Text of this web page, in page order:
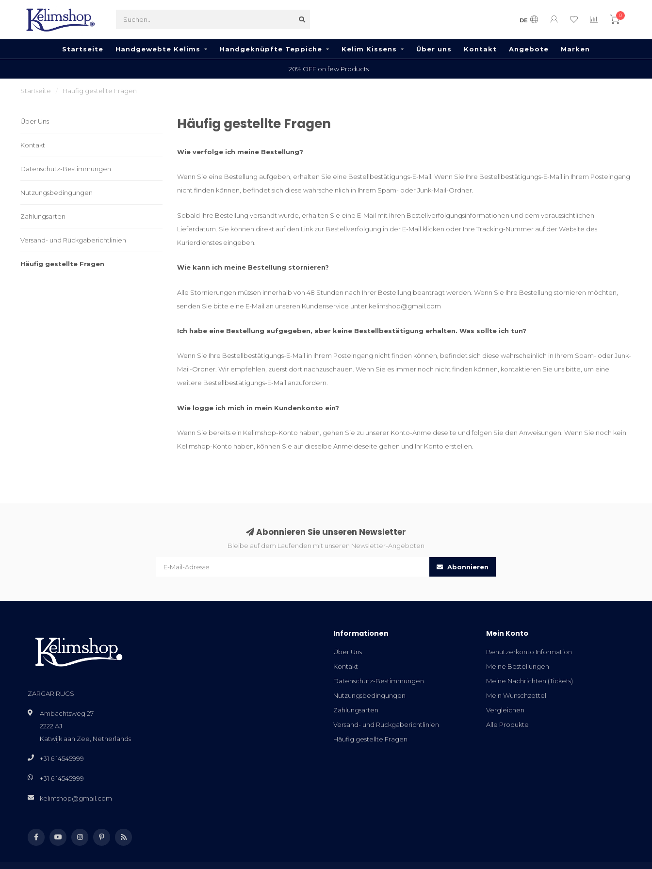
DE
0
Startseite Handgewebte Kelims Handgeknüpfte Teppiche Kelim Kissens Über uns Kontakt Angebote Marken
20% OFF on few Products
Startseite Häufig gestellte Fragen
Über Uns
Kontakt
Datenschutz-Bestimmungen
Nutzungsbedingungen
Zahlungsarten
Versand- und Rückgaberichtlinien
Häufig gestellte Fragen
Häufig gestellte Fragen
Wie verfolge ich meine Bestellung?
Wenn Sie eine Bestellung aufgeben, erhalten Sie eine Bestellbestätigungs-E-Mail. Wenn Sie Ihre Bestellbestätigungs-E-Mail in Ihrem Posteingang
nicht finden können, befindet sich diese wahrscheinlich in Ihrem Spam- oder Junk-Mail-Ordner.
Sobald Ihre Bestellung versandt wurde, erhalten Sie eine E-Mail mit Ihren Bestellverfolgungsinformationen und dem voraussichtlichen
Lieferdatum. Sie können direkt auf den Link zur Bestellverfolgung in der E-Mail klicken oder Ihre Tracking-Nummer auf der Website des
Kurierdienstes eingeben.
Wie kann ich meine Bestellung stornieren?
Alle Stornierungen müssen innerhalb von 48 Stunden nach Ihrer Bestellung beantragt werden. Wenn Sie Ihre Bestellung stornieren möchten,
senden Sie bitte eine E-Mail an unseren Kundenservice unter kelimshop@gmail.com
Ich habe eine Bestellung aufgegeben, aber keine Bestellbestätigung erhalten. Was sollte ich tun?
Wenn Sie Ihre Bestellbestätigungs-E-Mail in Ihrem Posteingang nicht finden können, befindet sich diese wahrscheinlich in Ihrem Spam- oder Junk-
Mail-Ordner. Wir empfehlen, zuerst dort nachzuschauen. Wenn Sie es immer noch nicht finden können, kontaktieren Sie uns bitte, um eine
weitere Bestellbestätigungs-E-Mail anzufordern.
Wie logge ich mich in mein Kundenkonto ein?
Wenn Sie bereits ein Kelimshop-Konto haben, gehen Sie zu unserer Konto-Anmeldeseite und folgen Sie den Anweisungen. Wenn Sie noch kein
Kelimshop-Konto haben, können Sie auf dieselbe Anmeldeseite gehen und Ihr Konto erstellen.
Abonnieren Sie unseren Newsletter
Bleibe auf dem Laufenden mit unseren Newsletter-Angeboten
Abonnieren
ZARGAR RUGS
Ambachtsweg 27
2222 AJ
Katwijk aan Zee, Netherlands
+31 6 14545999
+31 6 14545999
kelimshop@gmail.com
Informationen
Über Uns
Kontakt
Datenschutz-Bestimmungen
Nutzungsbedingungen
Zahlungsarten
Versand- und Rückgaberichtlinien
Häufig gestellte Fragen
Mein Konto
Benutzerkonto Information
Meine Bestellungen
Meine Nachrichten (Tickets)
Mein Wunschzettel
Vergleichen
Alle Produkte